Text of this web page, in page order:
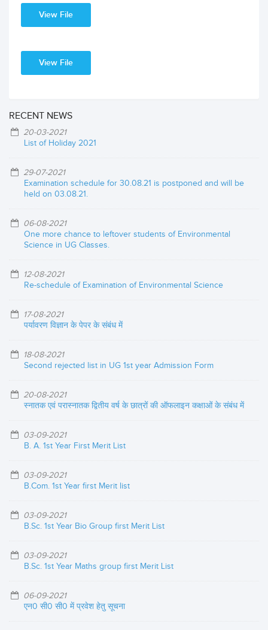
View File
View File
RECENT NEWS
20-03-2021
List of Holiday 2021
29-07-2021
Examination schedule for 30.08.21 is postponed and will be
held on 03.08.21.
06-08-2021
One more chance to leftover students of Environmental
Science in UG Classes.
12-08-2021
Re-schedule of Examination of Environmental Science
17-08-2021
पर्यावरण विज्ञान के पेपर के संबंध में
18-08-2021
Second rejected list in UG 1st year Admission Form
20-08-2021
स्नातक एवं परास्नातक द्वितीय वर्ष के छात्रों की ऑफलाइन कक्षाओं के संबंध में
03-09-2021
B. A. 1st Year First Merit List
03-09-2021
B.Com. 1st Year first Merit list
03-09-2021
B.Sc. 1st Year Bio Group first Merit List
03-09-2021
B.Sc. 1st Year Maths group first Merit List
06-09-2021
एन0 सी0 सी0 में प्रवेश हेतु सूचना